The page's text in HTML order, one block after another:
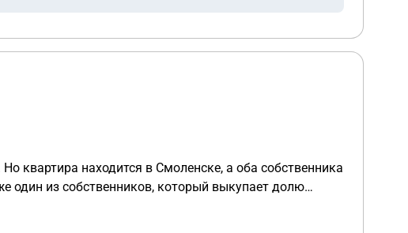
квартира находится в Смоленске, а оба собственника
из собственников, который выкупает долю
делятся на всех собственников)?